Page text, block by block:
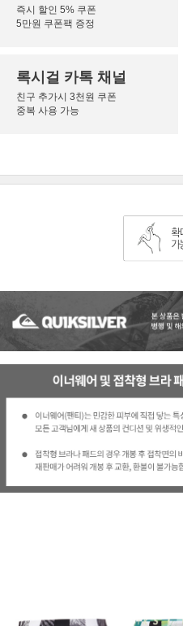
즉시 할인 5% 쿠폰
5만원 쿠폰팩 증정
록시걸 카톡 채널
친구 추가시 3천원 쿠폰
중복 사용 가능